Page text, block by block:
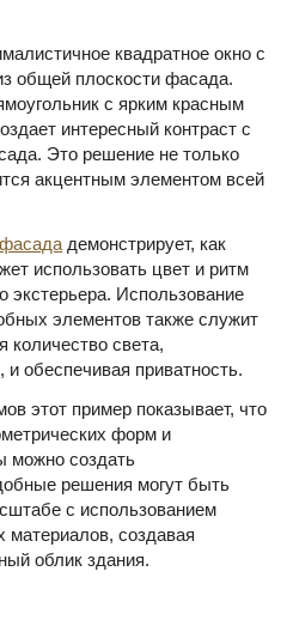
квадратное окно с
общей плоскости фасада.
с ярким красным
интересный контраст с
Это решение не только
акцентным элементом всей
демонстрирует, как
использовать цвет и ритм
экстерьера. Использование
элементов также служит
количество света,
обеспечивая приватность.
этот пример показывает, что
форм и
можно создать
решения могут быть
с использованием
материалов, создавая
облик здания.